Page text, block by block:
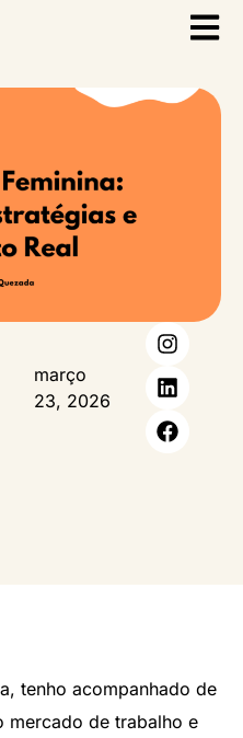
março
23, 2026
tenho acompanhado de
mercado de trabalho e